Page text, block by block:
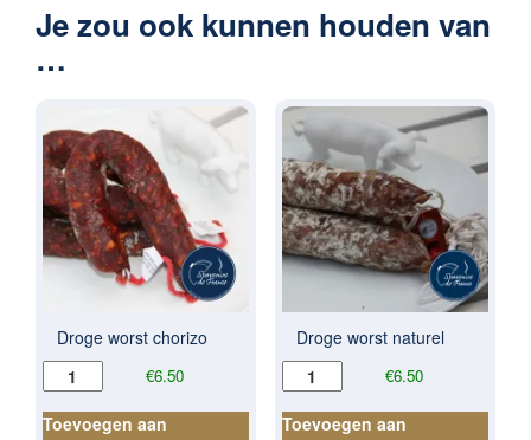
Je zou ook kunnen houden van
…
Droge worst chorizo
€6.50
Droge
worst
chorizo
Toevoegen aan
Droge worst naturel
€6.50
Droge
worst
naturel
Toevoegen aan